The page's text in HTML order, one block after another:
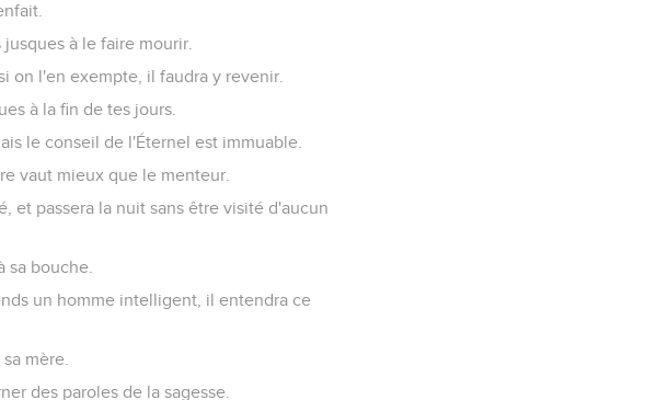
à le faire mourir.
on l'en exempte, il faudra y revenir.
à la fin de tes jours.
le conseil de l'Éternel est immuable.
vaut mieux que le menteur.
et passera la nuit sans être visité d'aucun
sa bouche.
un homme intelligent, il entendra ce
mère.
des paroles de la sagesse.